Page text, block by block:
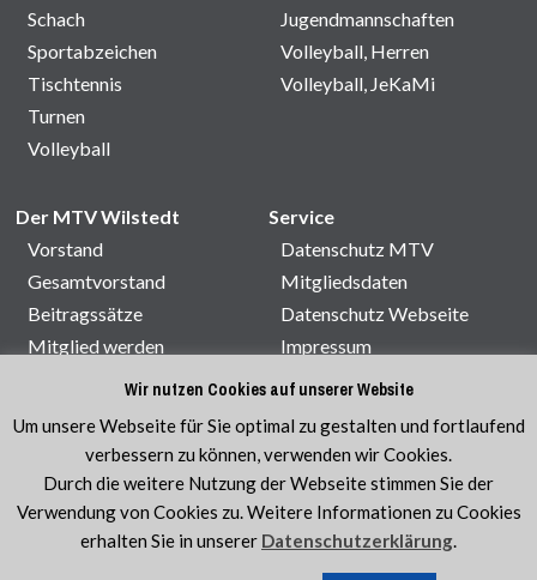
Schach
Sportabzeichen
Tischtennis
Turnen
Volleyball
Jugendmannschaften
Volleyball, Herren
Volleyball, JeKaMi
Der MTV Wilstedt
Vorstand
Gesamtvorstand
Beitragssätze
Mitglied werden
Veranstaltungen
Service
Datenschutz MTV
Mitgliedsdaten
Datenschutz Webseite
Impressum
Kontakt
Wir nutzen Cookies auf unserer Website
Um unsere Webseite für Sie optimal zu gestalten und fortlaufend
verbessern zu können, verwenden wir Cookies.
Durch die weitere Nutzung der Webseite stimmen Sie der
Verwendung von Cookies zu. Weitere Informationen zu Cookies
erhalten Sie in unserer Datenschutzerklärung.